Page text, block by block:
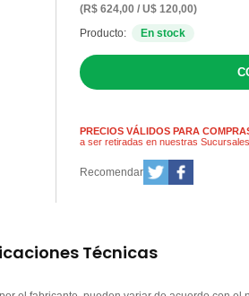
(R$ 624,00 / U$ 120,00)
Producto:
En stock
PRECIOS VÁLIDOS PARA
a ser retiradas en nuestras Sucursales
Recomendar
Técnicas